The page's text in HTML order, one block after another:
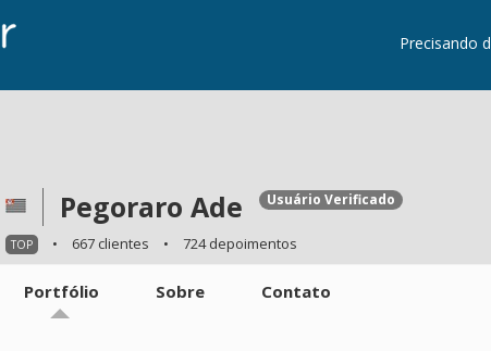
Precisando
Pegoraro Ade Usuário Verificado
TOP • 667 clientes • 724 depoimentos
Portfólio Sobre Contato